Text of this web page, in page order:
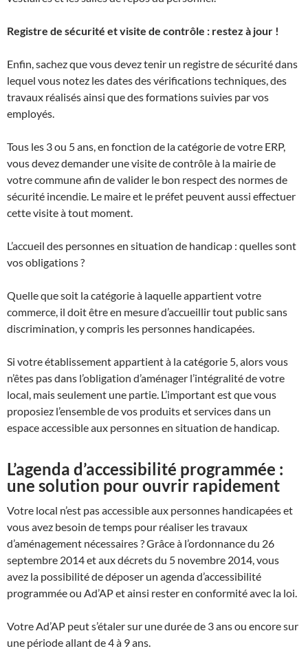
Registre de sécurité et visite de contrôle : restez à jour !
Enfin, sachez que vous devez tenir un registre de sécurité dans
lequel vous notez les dates des vérifications techniques, des
travaux réalisés ainsi que des formations suivies par vos
employés.
Tous les 3 ou 5 ans, en fonction de la catégorie de votre ERP,
vous devez demander une visite de contrôle à la mairie de
votre commune afin de valider le bon respect des normes de
sécurité incendie. Le maire et le préfet peuvent aussi effectuer
cette visite à tout moment.
L’accueil des personnes en situation de handicap : quelles sont
vos obligations ?
Quelle que soit la catégorie à laquelle appartient votre
commerce, il doit être en mesure d’accueillir tout public sans
discrimination, y compris les personnes handicapées.
Si votre établissement appartient à la catégorie 5, alors vous
n’êtes pas dans l’obligation d’aménager l’intégralité de votre
local, mais seulement une partie. L’important est que vous
proposiez l’ensemble de vos produits et services dans un
espace accessible aux personnes en situation de handicap.
L’agenda d’accessibilité programmée :
une solution pour ouvrir rapidement
Votre local n’est pas accessible aux personnes handicapées et
vous avez besoin de temps pour réaliser les travaux
d’aménagement nécessaires ? Grâce à l’ordonnance du 26
septembre 2014 et aux décrets du 5 novembre 2014, vous
avez la possibilité de déposer un agenda d’accessibilité
programmée ou Ad’AP et ainsi rester en conformité avec la loi.
Votre Ad’AP peut s’étaler sur une durée de 3 ans ou encore sur
une période allant de 4 à 9 ans.